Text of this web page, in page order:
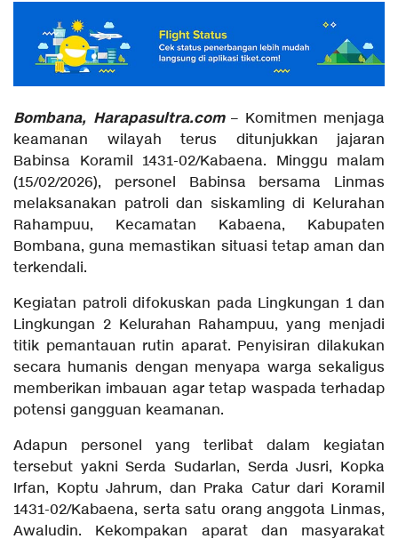
Bombana, Harapasultra.com– Komitmen menjaga
keamanan wilayah terus ditunjukkan jajaran
Babinsa Koramil 1431-02/Kabaena. Minggu malam
(15/02/2026), personel Babinsa bersama Linmas
melaksanakan patroli dan siskamling di Kelurahan
Rahampuu, Kecamatan Kabaena, Kabupaten
Bombana, guna memastikan situasi tetap aman dan
terkendali.
Kegiatan patroli difokuskan pada Lingkungan 1 dan
Lingkungan 2 Kelurahan Rahampuu, yang menjadi
titik pemantauan rutin aparat. Penyisiran dilakukan
secara humanis dengan menyapa warga sekaligus
memberikan imbauan agar tetap waspada terhadap
potensi gangguan keamanan.
Adapun personel yang terlibat dalam kegiatan
tersebut yakni Serda Sudarlan, Serda Jusri, Kopka
Irfan, Koptu Jahrum, dan Praka Catur dari Koramil
1431-02/Kabaena, serta satu orang anggota Linmas,
Awaludin. Kekompakan aparat dan masyarakat